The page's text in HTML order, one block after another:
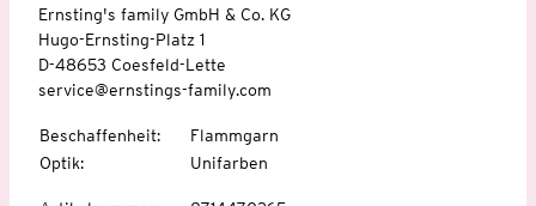
Ernsting's family GmbH & Co. KG
Hugo-Ernsting-Platz 1
D-48653 Coesfeld-Lette
service@ernstings-family.com
Beschaffenheit:
Flammgarn
Optik: Unifarben